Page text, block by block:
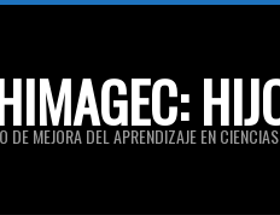
DE MEJORA DEL APRENDIZAJE EN